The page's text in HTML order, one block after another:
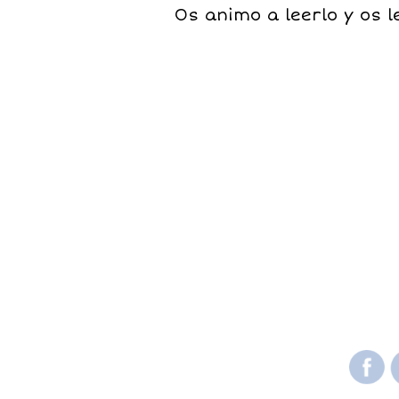
Os animo a leerlo y os